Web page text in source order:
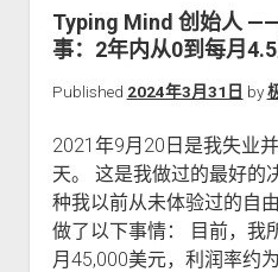
Typing Mind 创始人
事：2年内从0到每月
Published 2024年3月31日 by
2021年9月20日是我失业
天。 这是我做过的最好的
种我以前从未体验过的自
做了以下事情： 目前，我
月45,000美元，利润率约